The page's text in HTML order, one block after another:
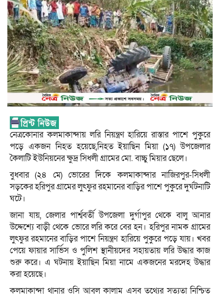
নেত্রকোনার কলমাকান্দায় লরি নিয়ন্ত্রণ হারিয়ে রাস্তার পাশে পুকুরে
পড়ে একজন নিহত হয়েছে,নিহত ইয়াছিন মিয়া (১৭) উপজেলার
কৈলাটি ইউনিয়নের ক্ষুদ্র সিধলী গ্রামের মো. বাচ্চু মিয়ার ছেলে।
বুধবার (২৪ মে) ভোরের দিকে কলমাকান্দার নাজিরপুর-সিধলী
সড়কের হরিপুর গ্রামের লুৎফুর রহমানের বাড়ির পাশে পুকুরে দুর্ঘটনাটি
ঘটে।
জানা যায়, জেলার পার্শ্ববর্তী উপজেলা দুর্গাপুর থেকে বালু আনার
উদ্দেশ্যে বাড়ী থেকে ভোরে লরি করে বের হন। হরিপুর নামক গ্রামের
লুৎফুর রহমানের বাড়ির পাশে নিয়ন্ত্রণ হারিয়ে পুকুরে পড়ে যায়। খবর
পেয়ে ফায়ার সার্ভিস ও পুলিশ স্থানীয়দের সহায়তায় লরি উদ্ধার কাজ
শুরু করে। এ ঘটনায় ইয়াছিন মিয়া নামে একজনের মরদেহ উদ্ধার
করা হয়েছে।
কলমাকান্দা থানার ওসি আবুল কালাম এসব তথ্যের সত্যতা নিশ্চিত